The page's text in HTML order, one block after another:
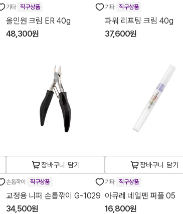
기타 직구상품
올인원 크림 ER 40g
48,300원
기타 직구상품
파워 리프팅 크림 40g
37,600원
장바구니 담기
손톱깍이 직구상품
교정용 니퍼 손톱깎이 G-1029
34,500원
장바구니 담기
기타 직구상품
아큐레 네일펜 퍼플 05
16,800원